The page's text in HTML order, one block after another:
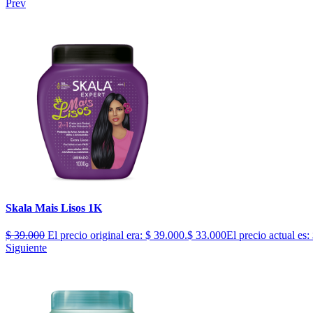
Prev
Skala Mais Lisos 1K
$39.000 El precio original era: $ 39.000.$ 33.000El precio actual es:
Siguiente